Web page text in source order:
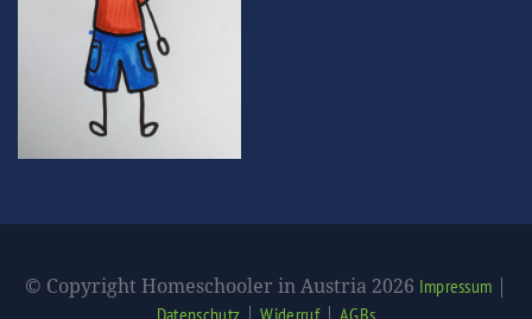
© Copyright Homeschooler in Austria 2026 Impressum |